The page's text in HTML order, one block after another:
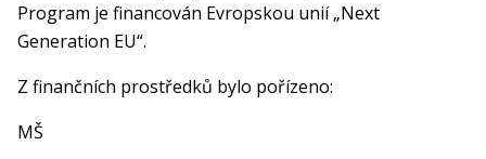
Program je financován Evropskou unií „Next
Generation EU“.
Z finančních prostředků bylo pořízeno:
MŠ